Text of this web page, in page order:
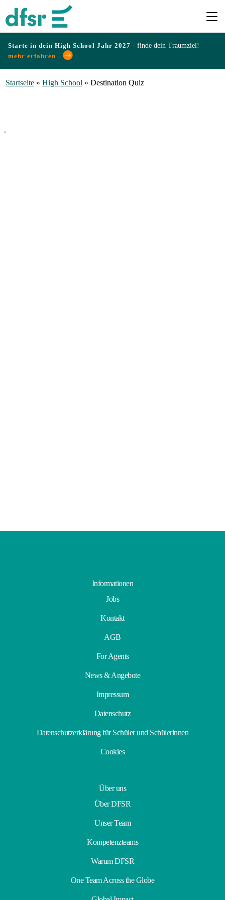
Starte in dein High School Jahr 2027 - finde dein Traumziel!
mehr erfahren
Startseite» High School» Destination Quiz
Informationen
Jobs
Kontakt
AGB
For Agents
News & Angebote
Impressum
Datenschutz
Datenschutzerklärung für Schüler und Schülerinnen
Cookies
Über uns
Über DFSR
Unser Team
Kompetenzteams
Warum DFSR
One Team Across the Globe